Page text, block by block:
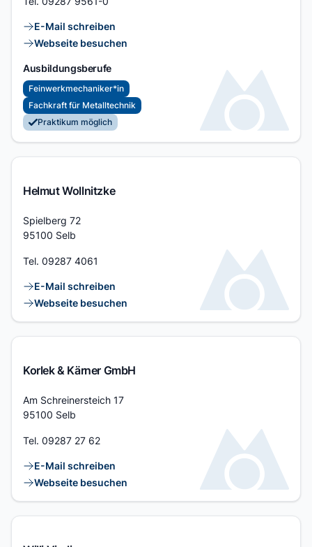
Kontaktlinks
E-Mail schreiben
Webseite besuchen
Ausbildungsberufe
Feinwerkmechaniker*in
Fachkraft für Metalltechnik
Praktikum möglich
Helmut Wollnitzke
Adresse
Spielberg 72
95100 Selb
Tel. 09287 4061
Kontaktlinks
E-Mail schreiben
Webseite besuchen
Korlek & Kärner GmbH
Adresse
Am Schreinersteich 17
95100 Selb
Tel. 09287 27 62
Kontaktlinks
E-Mail schreiben
Webseite besuchen